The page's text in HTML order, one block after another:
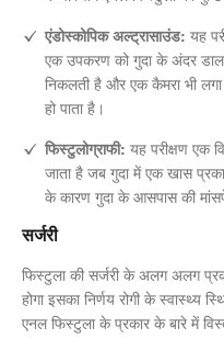
एंडोस्कोपिक अल्ट्रासाउंड: यह
एक उपकरण को गुदा के अंदर
निकलती है और एक कैमरा भी
हो पाता है।
फिस्टुलोग्राफी: यह परीक्षण एक
जाता है जब गुदा में एक खास
के कारण गुदा के आसपास की
सर्जरी
फिस्टुला की सर्जरी के अलग अलग
होगा इसका निर्णय रोगी के स्वास्थ्य
एनल फिस्टुला के प्रकार के बारे में